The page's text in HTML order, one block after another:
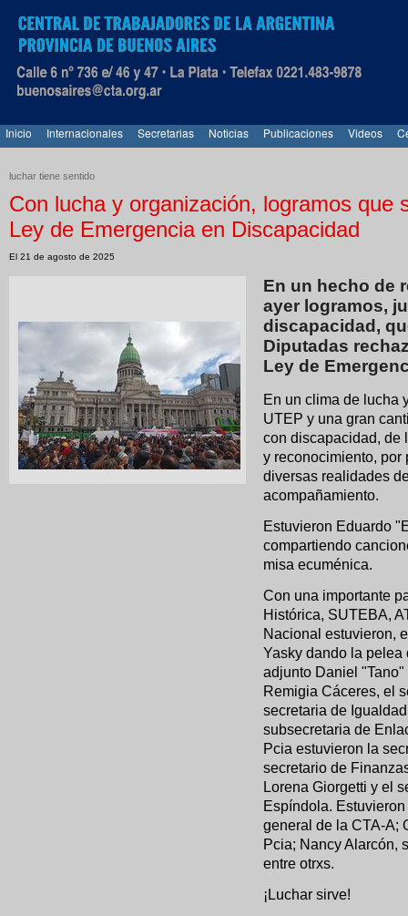
Inicio Internacionales Secretarias Noticias Publicaciones Videos
luchar tiene sentido
Con lucha y organización, logramos que
Ley de Emergencia en Discapacidad
El 21 de agosto de 2025
En un hecho de
ayer logramos,
discapacidad,
Diputadas
Ley de
En un clima de lucha
UTEP y una gran
con discapacidad, de
y reconocimiento,
diversas realidades
acompañamiento.
Estuvieron Eduardo
compartiendo
misa ecuménica.
Con una importante
Histórica, SUTEBA,
Nacional estuvieron,
Yasky dando la pelea
adjunto Daniel
Remigia Cáceres, el
secretaria de
subsecretaria de
Pcia estuvieron la
secretario de
Lorena Giorgetti y el
Espíndola.
general de la CTA-A;
Pcia; Nancy Alarcón,
entre otrxs.
¡Luchar sirve!